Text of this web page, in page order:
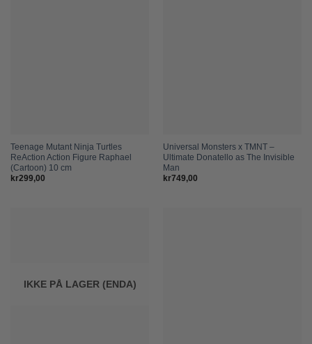
Teenage Mutant Ninja Turtles
ReAction Action Figure Raphael
(Cartoon) 10 cm
kr299,00
Universal Monsters x TMNT –
Ultimate Donatello as The Invisible
Man
kr749,00
IKKE PÅ LAGER (ENDA)